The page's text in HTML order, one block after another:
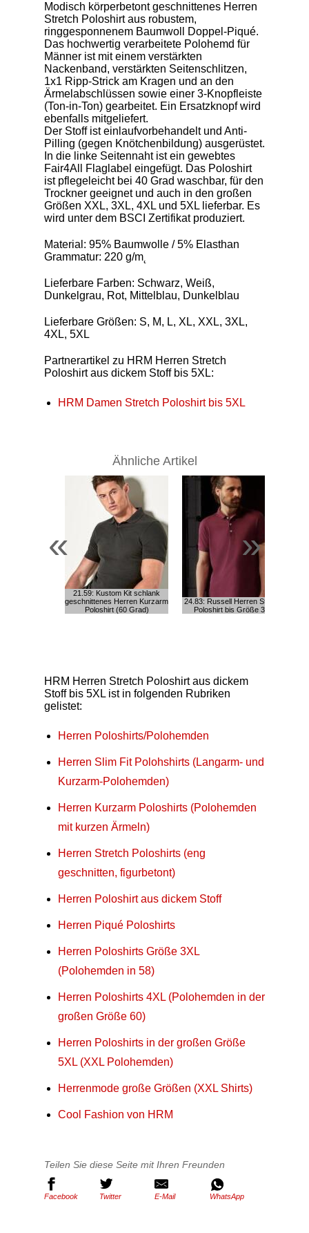
Modisch körperbetont geschnittenes Herren
Stretch Poloshirt aus robustem,
ringgesponnenem Baumwoll Doppel-Piqué.
Das hochwertig verarbeitete Polohemd für
Männer ist mit einem verstärkten
Nackenband, verstärkten Seitenschlitzen,
1x1 Ripp-Strick am Kragen und an den
Ärmelabschlüssen sowie einer 3-Knopfleiste
(Ton-in-Ton) gearbeitet. Ein Ersatzknopf wird
ebenfalls mitgeliefert.
Der Stoff ist einlaufvorbehandelt und Anti-
Pilling (gegen Knötchenbildung) ausgerüstet.
In die linke Seitennaht ist ein gewebtes
Fair4All Flaglabel eingefügt. Das Poloshirt
ist pflegeleicht bei 40 Grad waschbar, für den
Trockner geeignet und auch in den großen
Größen XXL, 3XL, 4XL und 5XL lieferbar. Es
wird unter dem BSCI Zertifikat produziert.
Material: 95% Baumwolle / 5% Elasthan
Grammatur: 220 g/m˛
Lieferbare Farben: Schwarz, Weiß,
Dunkelgrau, Rot, Mittelblau, Dunkelblau
Lieferbare Größen: S, M, L, XL, XXL, 3XL,
4XL, 5XL
Partnerartikel zu HRM Herren Stretch
Poloshirt aus dickem Stoff bis 5XL:
HRM Damen Stretch Poloshirt bis 5XL
Ähnliche Artikel
«
21.59: Kustom Kit schlank
geschnittenes Herren Kurzarm
Poloshirt (60 Grad)
24.83: Russell Herren Stretch
Poloshirt bis Größe 3XL
»
HRM Herren Stretch Poloshirt aus dickem
Stoff bis 5XL ist in folgenden Rubriken
gelistet:
Herren Poloshirts/Polohemden
Herren Slim Fit Polohshirts (Langarm- und
Kurzarm-Polohemden)
Herren Kurzarm Poloshirts (Polohemden
mit kurzen Ärmeln)
Herren Stretch Poloshirts (eng
geschnitten, figurbetont)
Herren Poloshirt aus dickem Stoff
Herren Piqué Poloshirts
Herren Poloshirts Größe 3XL
(Polohemden in 58)
Herren Poloshirts 4XL (Polohemden in der
großen Größe 60)
Herren Poloshirts in der großen Größe
5XL (XXL Polohemden)
Herrenmode große Größen (XXL Shirts)
Cool Fashion von HRM
Teilen Sie diese Seite mit Ihren Freunden
Facebook Twitter E-Mail WhatsApp